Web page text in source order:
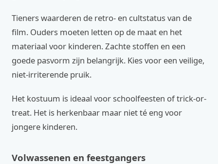
Tieners waarderen de retro- en cultstatus van de
film. Ouders moeten letten op de maat en het
materiaal voor kinderen. Zachte stoffen en een
goede pasvorm zijn belangrijk. Kies voor een veilige,
niet-irriterende pruik.
Het kostuum is ideaal voor schoolfeesten of trick-or-
treat. Het is herkenbaar maar niet té eng voor
jongere kinderen.
Volwassenen en feestgangers